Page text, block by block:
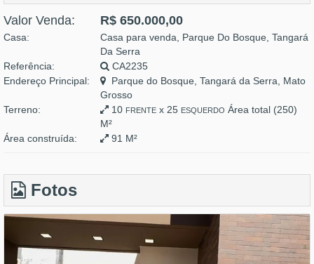
Valor Venda: R$ 650.000,00
Casa:
Casa para venda, Parque Do Bosque, Tangará
Da Serra
Referência:
CA2235
Endereço Principal:
Parque do Bosque, Tangará da Serra, Mato
Grosso
Terreno:
10 FRENTE x 25 ESQUERDO Área total (250)
M²
Área construída:
91 M²
Fotos